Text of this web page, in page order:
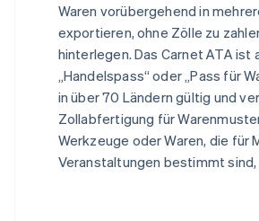
Waren vorübergehend in
exportieren, ohne Zölle zu
hinterlegen. Das Carnet ATA ist
„Handelspass“ oder „Pass für
in über 70 Ländern gültig und
Zollabfertigung für
Werkzeuge oder Waren, die für
Veranstaltungen bestimmt sind,